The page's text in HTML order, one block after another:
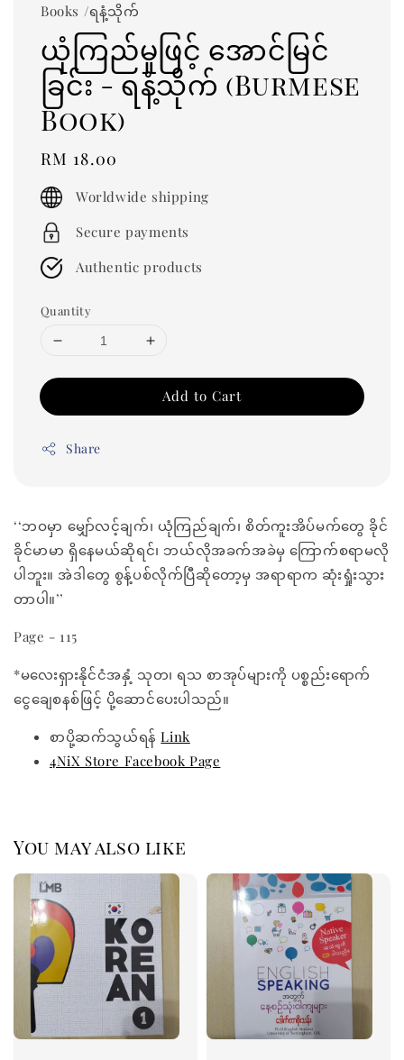
Books /ရနံ့သိုက်
ယုံကြည်မှုဖြင့် အောင်မြင်
ခြင်း - ရနံ့သိုက် (Burmese
Book)
Regular
price
RM 18.00
Worldwide shipping
Secure payments
Authentic products
Quantity
Add to Cart
Share
‘‘ဘဝမှာ မျှော်လင့်ချက်၊ ယုံကြည်ချက်၊ စိတ်ကူးအိပ်မက်တွေ ခိုင်
ခိုင်မာမာ ရှိနေမယ်ဆိုရင်၊ ဘယ်လိုအခက်အခဲမှ ကြောက်စရာမလို
ပါဘူး။ အဲဒါတွေ စွန့်ပစ်လိုက်ပြီဆိုတော့မှ အရာရာက ဆုံးရှုံးသွား
တာပါ။’’
Page - 115
*မလေးရှားနိုင်ငံအနှံ့ သုတ၊ ရသ စာအုပ်များကို ပစ္စည်းရောက်
ငွေချေစနစ်ဖြင့် ပို့ဆောင်ပေးပါသည်။
စာပို့ဆက်သွယ်ရန်Link
4NiX Store Facebook Page
You may also like